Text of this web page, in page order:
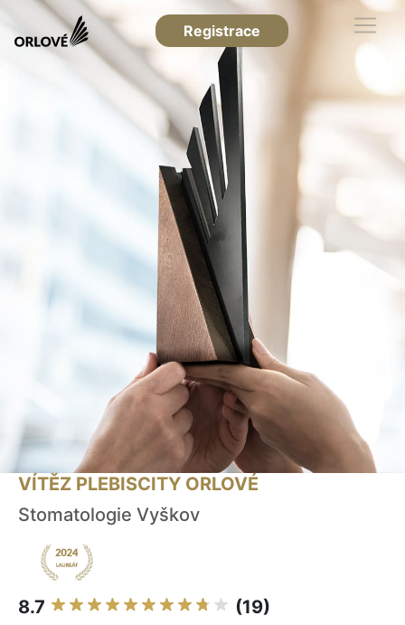
Registrace
VÍTĚZ PLEBISCITY ORLOVÉ
Stomatologie Vyškov
8.7 (19)